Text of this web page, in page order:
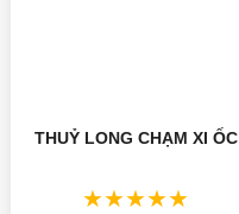
THUỶ LONG CHẠM XI ỐC